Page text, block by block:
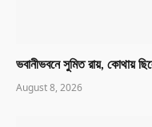
ভবানীভবনে সুমিত রায়, কোথায়
August 8, 2026